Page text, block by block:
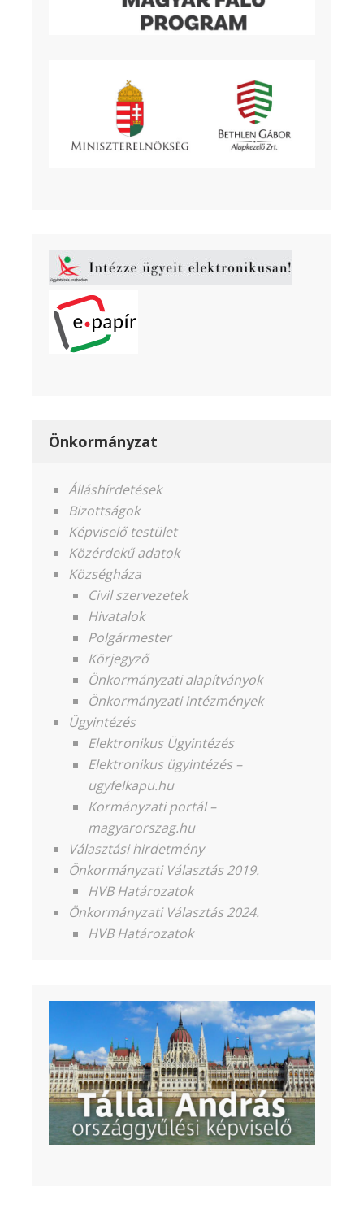
Önkormányzat
Álláshírdetések
Bizottságok
Képviselő testület
Közérdekű adatok
Községháza
Civil szervezetek
Hivatalok
Polgármester
Körjegyző
Önkormányzati alapítványok
Önkormányzati intézmények
Ügyintézés
Elektronikus Ügyintézés
Elektronikus ügyintézés –
ugyfelkapu.hu
Kormányzati portál –
magyarorszag.hu
Választási hirdetmény
Önkormányzati Választás 2019.
HVB Határozatok
Önkormányzati Választás 2024.
HVB Határozatok